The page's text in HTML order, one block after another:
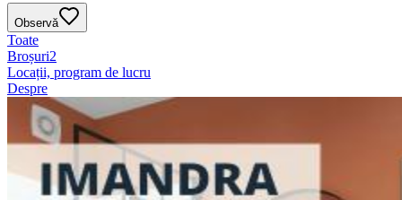
Observă
Toate
Broșuri2
Locații, program de lucru
Despre